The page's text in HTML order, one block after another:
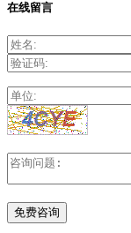
在线留言